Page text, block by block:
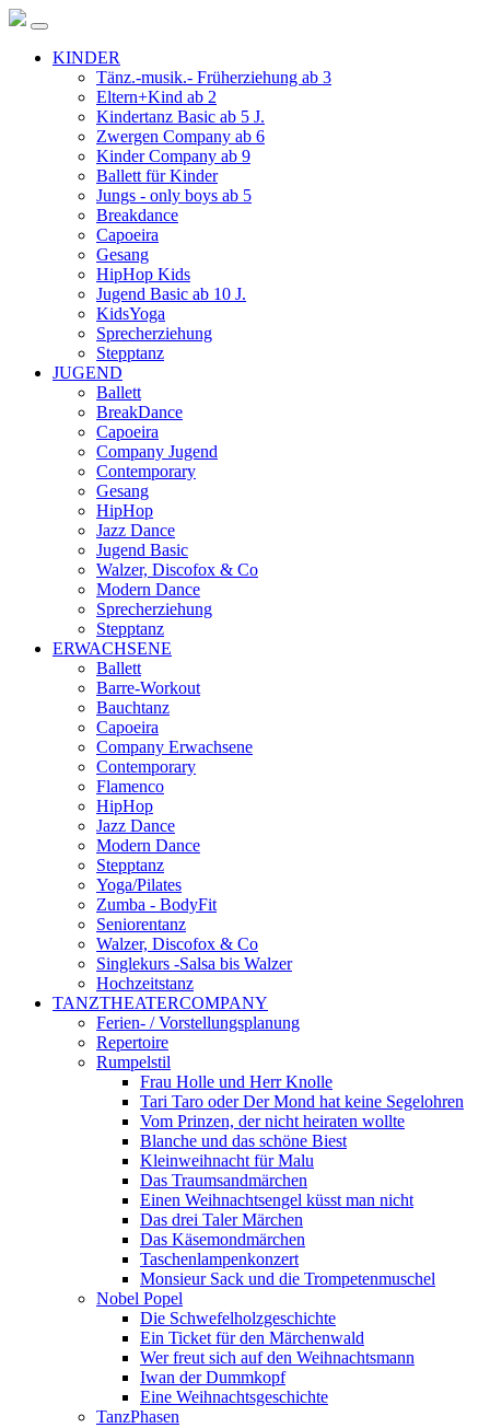
KINDER
Tänz.-musik.- Früherziehung ab 3
Eltern+Kind ab 2
Kindertanz Basic ab 5 J.
Zwergen Company ab 6
Kinder Company ab 9
Ballett für Kinder
Jungs - only boys ab 5
Breakdance
Capoeira
Gesang
HipHop Kids
Jugend Basic ab 10 J.
KidsYoga
Sprecherziehung
Stepptanz
JUGEND
Ballett
BreakDance
Capoeira
Company Jugend
Contemporary
Gesang
HipHop
Jazz Dance
Jugend Basic
Walzer, Discofox & Co
Modern Dance
Sprecherziehung
Stepptanz
ERWACHSENE
Ballett
Barre-Workout
Bauchtanz
Capoeira
Company Erwachsene
Contemporary
Flamenco
HipHop
Jazz Dance
Modern Dance
Stepptanz
Yoga/Pilates
Zumba - BodyFit
Seniorentanz
Walzer, Discofox & Co
Singlekurs -Salsa bis Walzer
Hochzeitstanz
TANZTHEATERCOMPANY
Ferien- / Vorstellungsplanung
Repertoire
Rumpelstil
Frau Holle und Herr Knolle
Tari Taro oder Der Mond hat keine Segelohren
Vom Prinzen, der nicht heiraten wollte
Blanche und das schöne Biest
Kleinweihnacht für Malu
Das Traumsandmärchen
Einen Weihnachtsengel küsst man nicht
Das drei Taler Märchen
Das Käsemondmärchen
Taschenlampenkonzert
Monsieur Sack und die Trompetenmuschel
Nobel Popel
Die Schwefelholzgeschichte
Ein Ticket für den Märchenwald
Wer freut sich auf den Weihnachtsmann
Iwan der Dummkopf
Eine Weihnachtsgeschichte
TanzPhasen